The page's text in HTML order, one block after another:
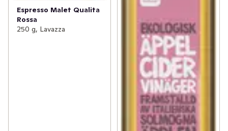
Espresso Malet Qualita
Rossa
250 g, Lavazza